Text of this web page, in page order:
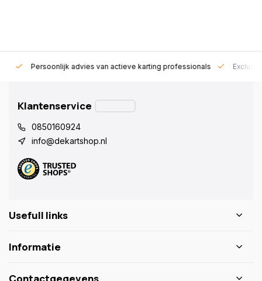
Persoonlijk advies van actieve karting professionals
Klantenservice
0850160924
info@dekartshop.nl
Usefull links
Informatie